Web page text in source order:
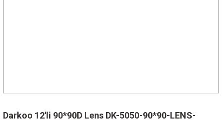
Darkoo 12'li 90*90D Lens DK-5050-90*90-LENS-